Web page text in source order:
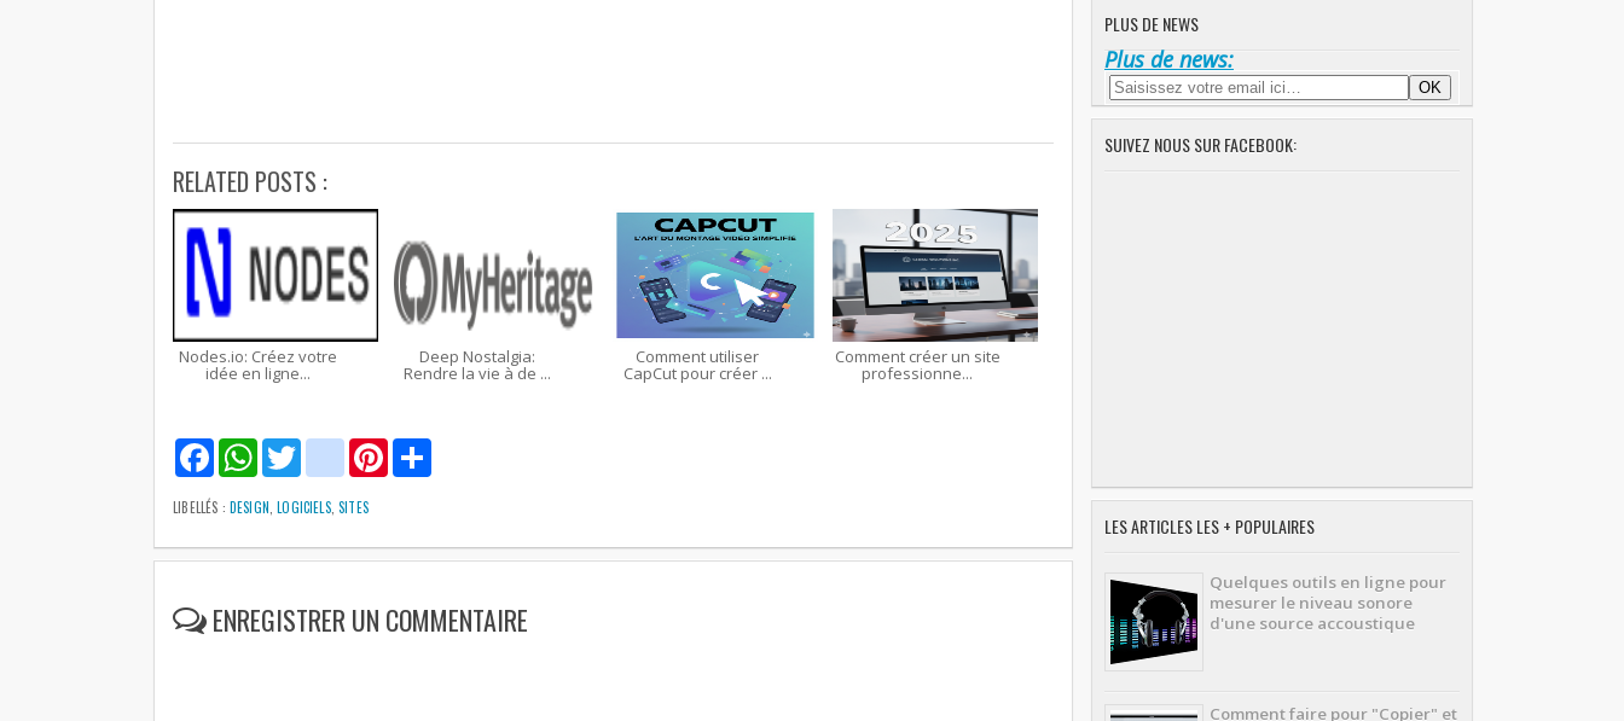
RELATED POSTS :
Nodes.io: Créez votre
idée en ligne...
Deep Nostalgia:
Rendre la vie à de ...
Comment utiliser
CapCut pour créer ...
Comment créer un site
professionne...
F
a
c
e
o
o
W
h
a
t
A
p
T
t
e
r
g
m
a
i
P
n
r
e
LIBELLÉS : DESIGN,LOGICIELS,SITES
ENREGISTRER UN COMMENTAIRE
PLUS DE NEWS
Plus de news:
SUIVEZ NOUS SUR FACEBOOK:
LES ARTICLES LES + POPULAIRES
Quelques outils en ligne pour
mesurer le niveau sonore
d'une source accoustique
Comment faire pour "Copier" et